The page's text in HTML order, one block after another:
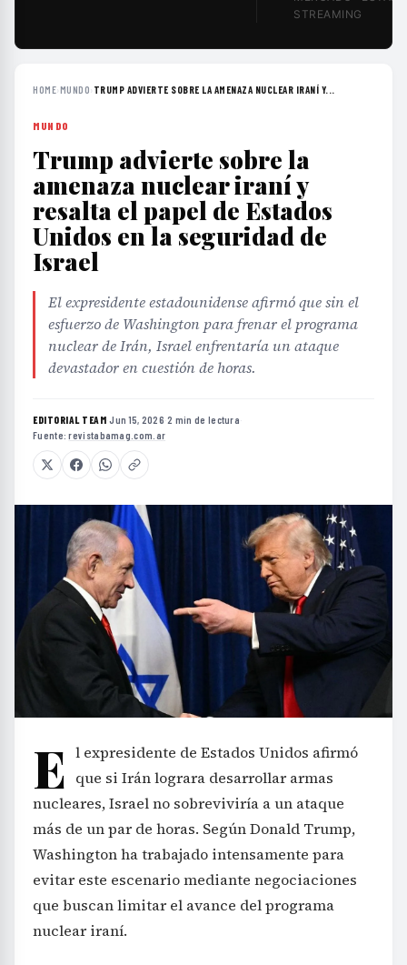
STREAMING
HOME›MUNDO› TRUMP ADVIERTE SOBRE LA AMENAZA NUCLEAR IRANÍ Y...
MUNDO
Trump advierte sobre la
amenaza nuclear iraní y
resalta el papel de Estados
Unidos en la seguridad de
Israel
El expresidente estadounidense afirmó que sin el
esfuerzo de Washington para frenar el programa
nuclear de Irán, Israel enfrentaría un ataque
devastador en cuestión de horas.
EDITORIAL TEAM·Jun 15, 2026·2 min de lectura·
Fuente:revistabamag.com.ar
E l expresidente de Estados Unidos afirmó
que si Irán lograra desarrollar armas
nucleares, Israel no sobreviviría a un ataque
más de un par de horas. Según Donald Trump,
Washington ha trabajado intensamente para
evitar este escenario mediante negociaciones
que buscan limitar el avance del programa
nuclear iraní.